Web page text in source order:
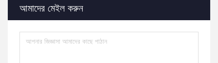
আমাদের মেইল ​​করুন